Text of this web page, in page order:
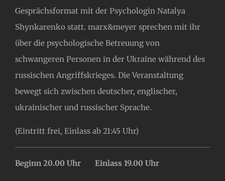
Gesprächsformat mit der Psychologin Natalya
Shynkarenko statt. marx&meyer sprechen mit ihr
über die psychologische Betreuung von
schwangeren Personen in der Ukraine während des
russischen Angriffskrieges. Die Veranstaltung
bewegt sich zwischen deutscher, englischer,
ukrainischer und russischer Sprache.
(Eintritt frei, Einlass ab 21:45 Uhr)
Beginn 20.00 Uhr Einlass 19.00 Uhr